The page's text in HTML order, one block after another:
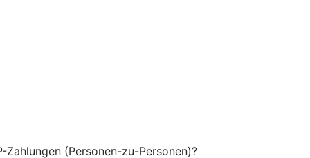
(Personen-zu-Personen)?